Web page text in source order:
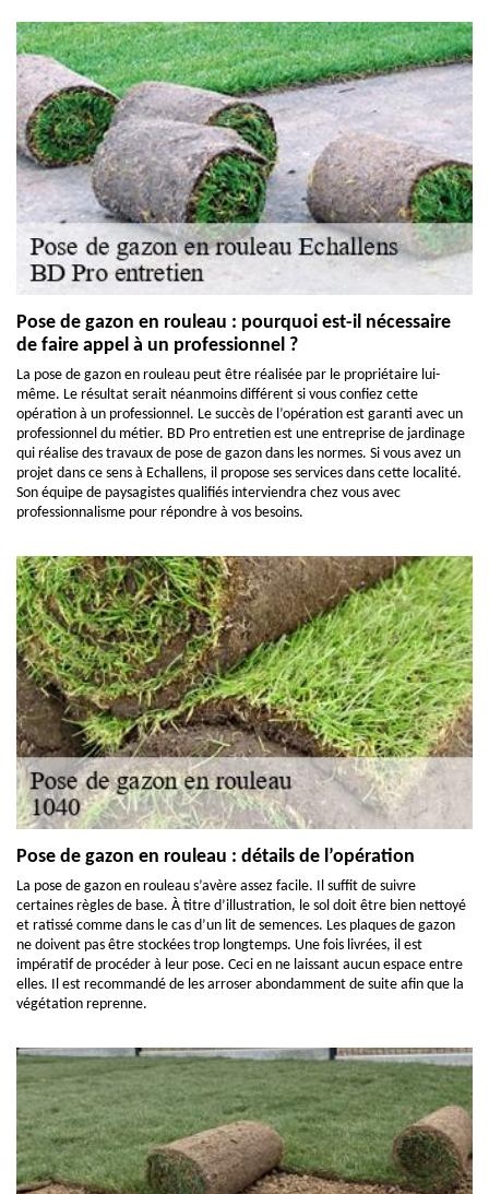
Pose de gazon en rouleau : pourquoi est-il nécessaire
de faire appel à un professionnel ?
La pose de gazon en rouleau peut être réalisée par le propriétaire lui-
même. Le résultat serait néanmoins différent si vous confiez cette
opération à un professionnel. Le succès de l’opération est garanti avec un
professionnel du métier. BD Pro entretien est une entreprise de jardinage
qui réalise des travaux de pose de gazon dans les normes. Si vous avez un
projet dans ce sens à Echallens, il propose ses services dans cette localité.
Son équipe de paysagistes qualifiés interviendra chez vous avec
professionnalisme pour répondre à vos besoins.
Pose de gazon en rouleau : détails de l’opération
La pose de gazon en rouleau s’avère assez facile. Il suffit de suivre
certaines règles de base. À titre d’illustration, le sol doit être bien nettoyé
et ratissé comme dans le cas d’un lit de semences. Les plaques de gazon
ne doivent pas être stockées trop longtemps. Une fois livrées, il est
impératif de procéder à leur pose. Ceci en ne laissant aucun espace entre
elles. Il est recommandé de les arroser abondamment de suite afin que la
végétation reprenne.